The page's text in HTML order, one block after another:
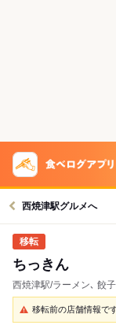
西焼津駅グルメへ
ちっきん
西焼津駅/ラーメン､ 餃子
移転前の店舗情報で